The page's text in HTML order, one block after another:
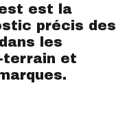
est la
précis des
les
terrain et